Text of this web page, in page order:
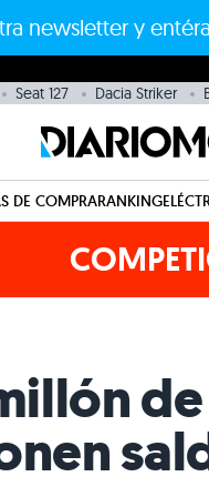
newsletter y
Seat 127 Dacia Striker
DE COMPRARANKING